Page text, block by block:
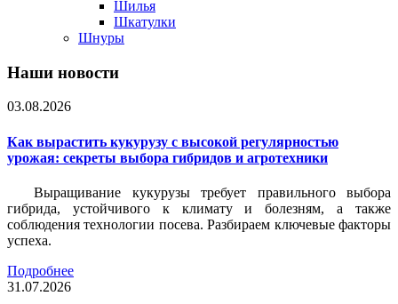
Шилья
Шкатулки
Шнуры
Наши новости
03.08.2026
Как вырастить кукурузу с высокой регулярностью
урожая: секреты выбора гибридов и агротехники
Выращивание кукурузы требует правильного выбора
гибрида, устойчивого к климату и болезням, а также
соблюдения технологии посева. Разбираем ключевые факторы
успеха.
Подробнее
31.07.2026